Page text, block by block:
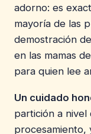
adorno: es
mayoría de las
demostración
en las mamas
para quien lee
Un cuidado
partición a
procesamiento,